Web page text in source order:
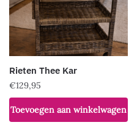
Rieten Thee Kar
€129,95
Toevoegen aan winkelwagen